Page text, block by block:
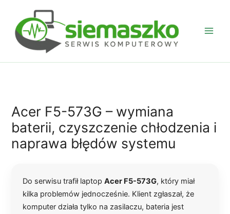
treści
Acer F5-573G – wymiana
baterii, czyszczenie chłodzenia i
naprawa błędów systemu
Do serwisu trafił laptopAcer F5-573G, który miał
kilka problemów jednocześnie. Klient zgłaszał, że
komputer działa tylko na zasilaczu, bateria jest